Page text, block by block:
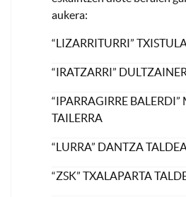
aukera:
“LIZARRITURRI”
“IRATZARRI”
“IPARRAGIRRE
TAILERRA
“LURRA” DANTZA
“ZSK” TXALAPARTA